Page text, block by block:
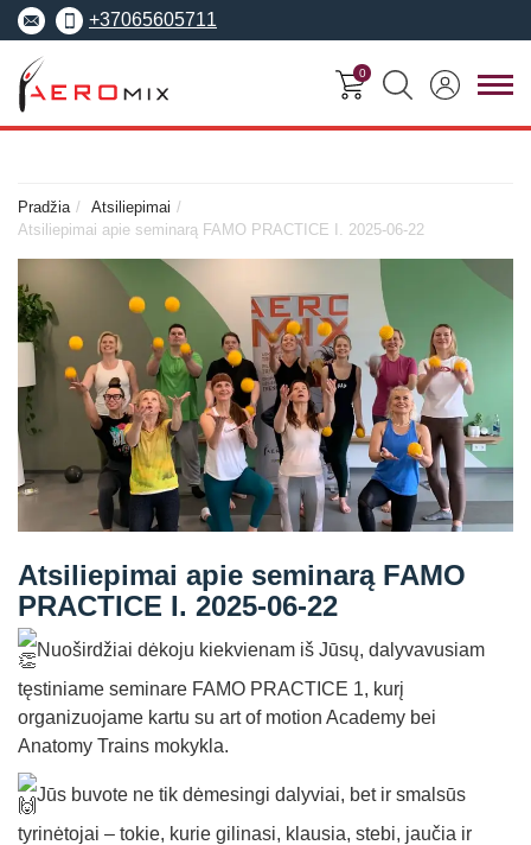
+37065605711
Europos fitneso mokykla
EREPS
Anatomy Trains
Fascia Movement
Dėstytojai
Sėkmės istorijos
Atsiliepimai
Kontaktai
Specializuoti seminarai
Anatomy Trains
Fascia Movement
Konvencijos
Asmeninis treneris
Pilates treneris
Grupinių
treneris
Fizinio rengimo
0
Pradžia
Atsiliepimai
Atsiliepimai apie seminarą FAMO PRACTICE I. 2025-06-22
Atsiliepimai apie seminarą FAMO
PRACTICE I. 2025-06-22
Nuoširdžiai dėkoju kiekvienam iš Jūsų, dalyvavusiam
tęstiniame seminare FAMO PRACTICE 1, kurį
organizuojame kartu su art of motion Academy bei
Anatomy Trains mokykla.
Jūs buvote ne tik dėmesingi dalyviai, bet ir smalsūs
tyrinėtojai – tokie, kurie gilinasi, klausia, stebi, jaučia ir